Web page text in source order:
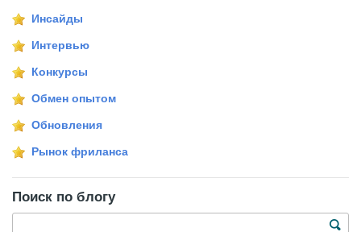
Инсайды
Интервью
Конкурсы
Обмен опытом
Обновления
Рынок фриланса
Поиск по блогу